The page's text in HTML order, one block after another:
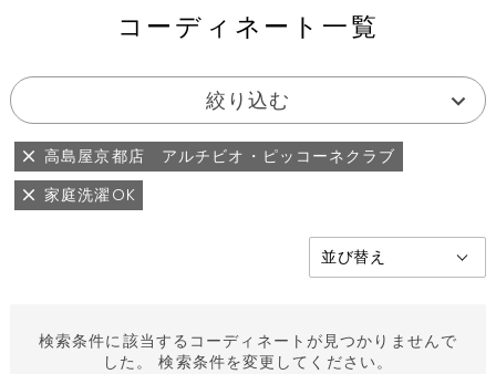
コーディネート一覧
絞り込む
高島屋京都店 アルチビオ・ピッコーネクラブ
家庭洗濯OK
検索条件に該当するコーディネートが見つかりませんで
した。 検索条件を変更してください。